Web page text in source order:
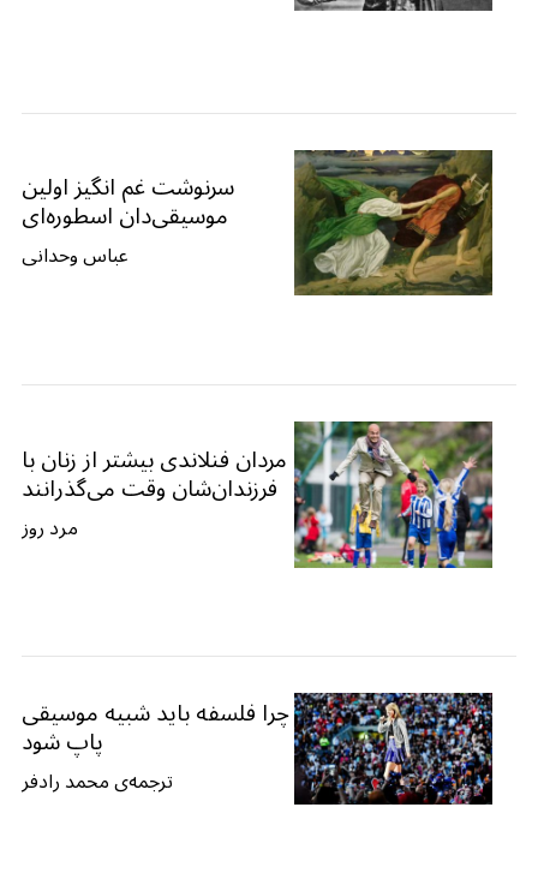
سرنوشت غم انگیز اولین
موسیقی‌دان اسطوره‌ای
عباس وحدانی
مردان فنلاندی بیشتر از زنان با
فرزندان‌شان وقت می‌گذرانند
مرد روز
چرا فلسفه باید شبیه موسیقی
پاپ شود
ترجمه‌ی محمد رادفر